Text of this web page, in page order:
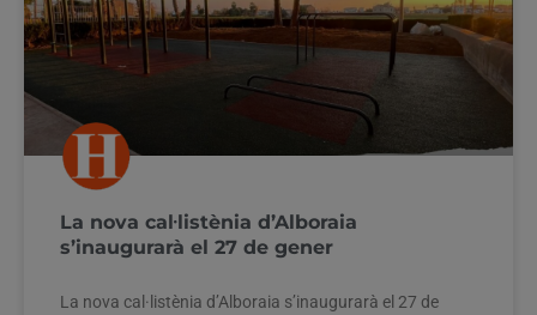
La nova cal·listènia d’Alboraia
s’inaugurarà el 27 de gener
La nova cal·listènia d’Alboraia s’inaugurarà el 27 de